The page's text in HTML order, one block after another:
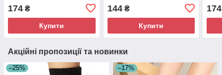
174 ₴
Купити
144₴
Купити
174
Акційні пропозиції та новинки
–25% –17%